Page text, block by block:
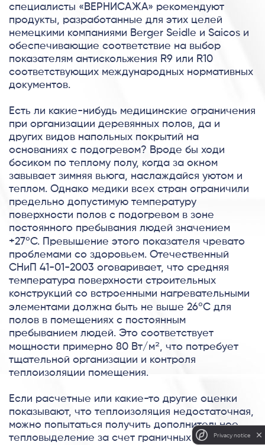
специалисты «ВЕРНИСАЖА» рекомендуют
продукты, разработанные для этих целей
немецкими компаниями Berger Seidle и Saicos и
обеспечивающие соответствие на выбор
показателям антискольжения R9 или R10
соответствующих международных нормативных
документов.
Есть ли какие-нибудь медицинские ограничения
при организации деревянных полов, да и
других видов напольных покрытий на
основаниях с подогревом? Вроде бы ходи
босиком по теплому полу, когда за окном
завывает зимняя вьюга, наслаждайся уютом и
теплом. Однако медики всех стран ограничили
предельно допустимую температуру
поверхности полов с подогревом в зоне
постоянного пребывания людей значением
+27ºС. Превышение этого показателя чревато
проблемами со здоровьем. Отечественный
СНиП 41-01-2003 оговаривает, что средняя
температура поверхности строительных
конструкций со встроенными нагревательными
элементами должна быть не выше 26ºС для
полов в помещениях с постоянным
пребыванием людей. Это соответствует
мощности примерно 80 Вт/м², что потребует
тщательной организации и контроля
теплоизоляции помещения.
Если расчетные или какие-то другие оценки
показывают, что теплоизоляция недостаточная,
можно попытаться получить дополнительное
тепловыделение за счет граничных зон вPrivacy notice